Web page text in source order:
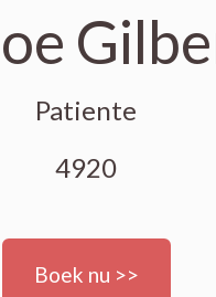
Patiente
4920
Boek nu >>